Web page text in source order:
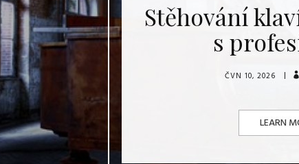
Stěhování
s
ČVN 10, 2026
LEARN